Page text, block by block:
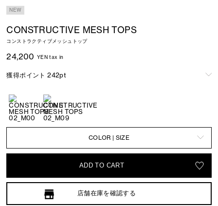
CONSTRUCTIVE MESH TOPS
コンストラクティブメッシュトップ
NEW
24,200 YEN tax in
獲得ポイント 242pt
COLOR | SIZE
ADD TO CART
店舗在庫を確認する